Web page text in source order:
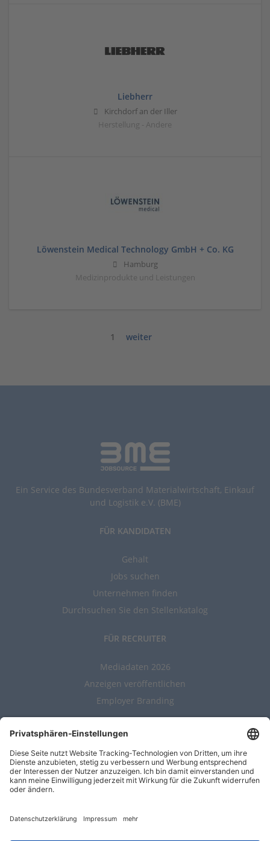
Liebherr
Kirchdorf an der Iller
Herstellung - Andere
Löwenstein Medical Technology GmbH + Co. KG
Hamburg
Medizinprodukte und Leistungen
1 weiter
Ein Service des Bundesverband Materialwirtschaft, Einkauf
und Logistik e.V. (BME)
FÜR KANDIDATEN
Gehalt
Jobs suchen
Unternehmen finden
Durchsuchen Sie den Stellenkatalog
FÜR RECRUITER
Mediadaten 2026
Anzeigen veröffentlichen
Employer Branding
ALLGEMEIN
Kontakt
AGBs